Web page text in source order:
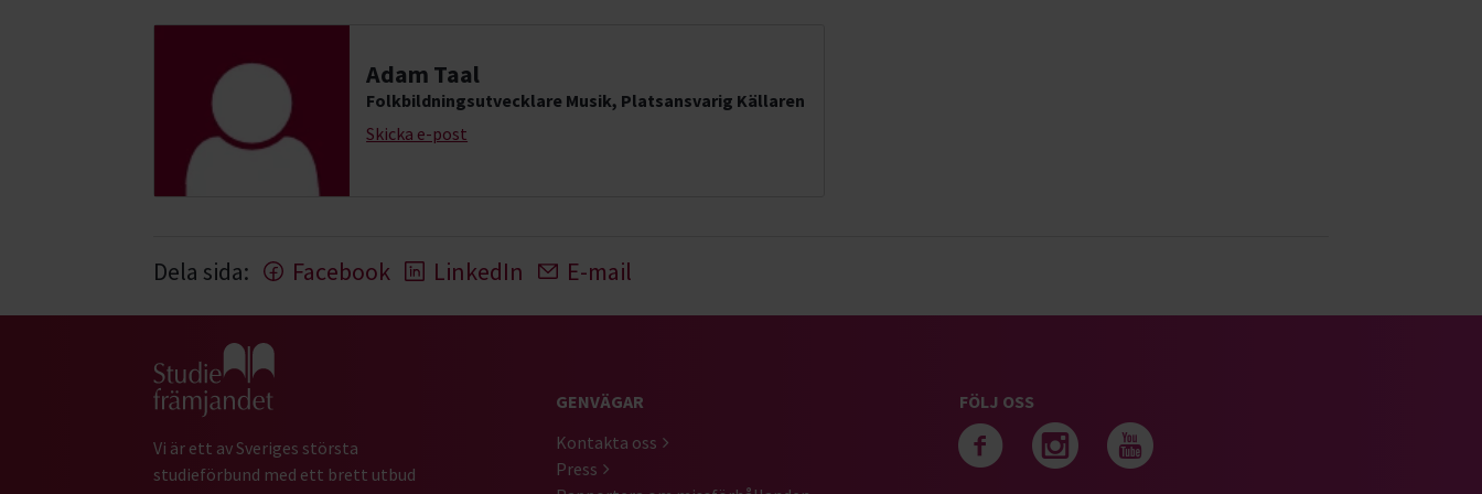
Adam Taal
Folkbildningsutvecklare Musik, Platsansvarig Källaren
Skicka e-post
Dela sida: Facebook LinkedIn E-mail
Gå till studiefrämjandets startsida
Vi är ett av Sveriges största
studieförbund med ett brett utbud
GENVÄGAR
Kontakta oss
Press
FÖLJ OSS
Följ oss på facebook
Följ oss på instagram
Följ oss på youtube